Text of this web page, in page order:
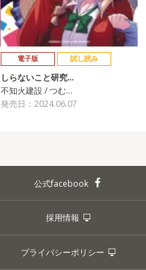
電子版 試し読み
しらないこと研究…
不知火建設 / つむ…
発売日：2024.06.07
公式facebook
採用情報
プライバシーポリシー